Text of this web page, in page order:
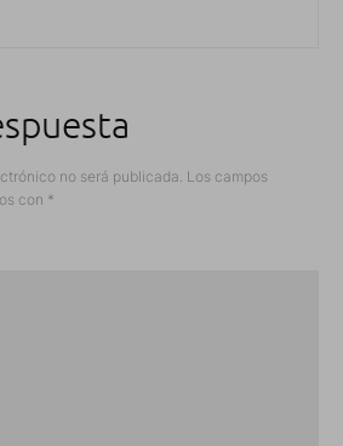
no será publicada. Los campos
con *